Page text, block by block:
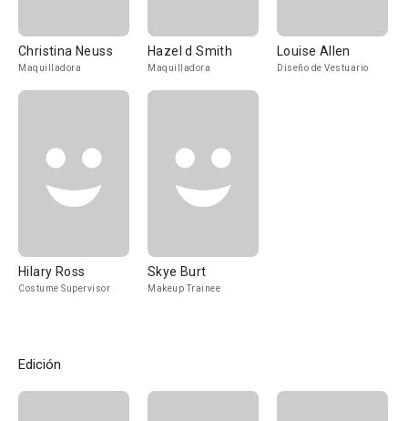
Christina Neuss
Maquilladora
Hazel d Smith
Maquilladora
Louise Allen
Diseño de Vestuario
Hilary Ross
Costume Supervisor
Skye Burt
Makeup Trainee
Edición